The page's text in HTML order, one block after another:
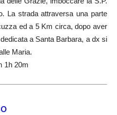
La strada attraversa una parte
ed a 5 Km circa, dopo aver
a Santa Barbara, a dx si
Maria.
1h 20m